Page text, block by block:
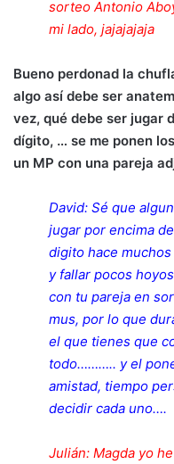
sorteo Antonio
mi lado, jajajajaja
Bueno perdonad la
algo así debe ser
vez, qué debe ser jugar
dígito, … se me ponen
un MP con una pareja
David: Sé que
jugar por encima
digito hace
y fallar pocos
con tu pareja en
mus, por lo que
el que tienes que
todo……….. y el
amistad, tiempo
decidir cada uno….
Julián: Magda yo